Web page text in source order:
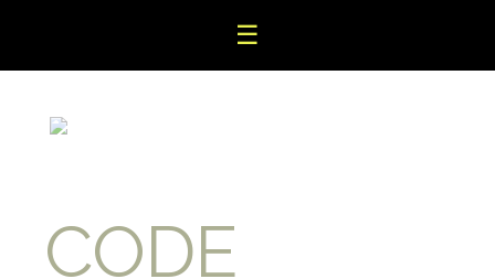
☰
CODE